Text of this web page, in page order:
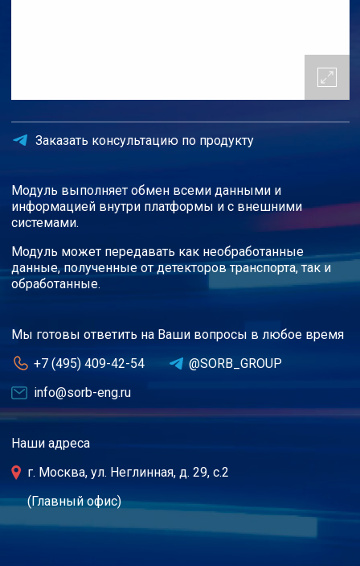
Заказать консультацию по продукту
Модуль выполняет обмен всеми данными и
информацией внутри платформы и с внешними
системами.
Модуль может передавать как необработанные
данные, полученные от детекторов транспорта, так и
обработанные.
Мы готовы ответить на Ваши вопросы в любое время
+7 (495) 409-42-54
@SORB_GROUP
info@sorb-eng.ru
Наши адреса
г. Москва, ул. Неглинная, д. 29, с.2
(Главный офис)